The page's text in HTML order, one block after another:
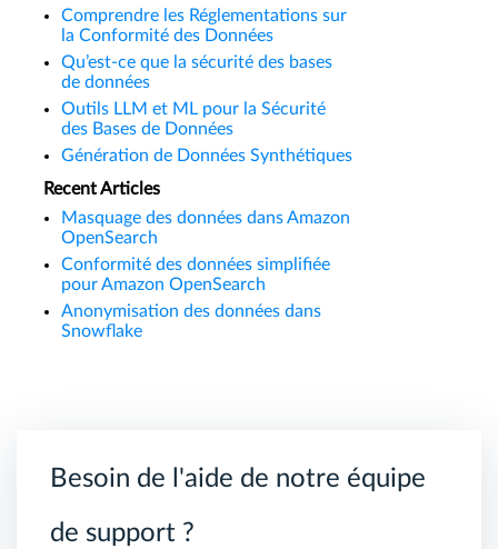
Comprendre les Réglementations sur
la Conformité des Données
Qu’est-ce que la sécurité des bases
de données
Outils LLM et ML pour la Sécurité
des Bases de Données
Génération de Données Synthétiques
Recent Articles
Masquage des données dans Amazon
OpenSearch
Conformité des données simplifiée
pour Amazon OpenSearch
Anonymisation des données dans
Snowflake
Besoin de l'aide de notre équipe
de support ?